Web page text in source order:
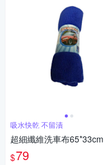
吸水快乾 不留漬
超細纖維洗車布65*33cm
$79